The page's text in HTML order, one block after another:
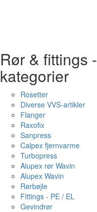
Rør & fittings -
kategorier
Rosetter
Diverse VVS-artikler
Flanger
Raxofix
Sanpress
Calpex fjernvarme
Turbopress
Alupex rør Wavin
Alupex Wavin
Rørbøjle
Fittings - PE / EL
Gevindrør